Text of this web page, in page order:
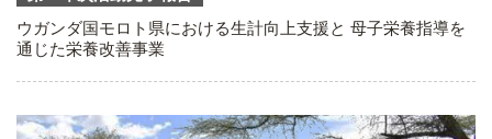
ウガンダ国モロト県における生計向上支援と 母子栄養指導を
通じた栄養改善事業